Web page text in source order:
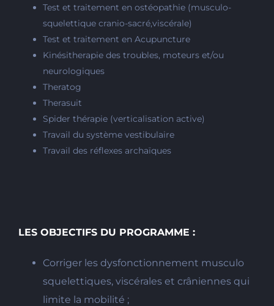
Test et traitement en ostéopathie (musculo-
squelettique cranio-sacré,viscérale)
Test et traitement en Acupuncture
Kinésitherapie des troubles, moteurs et/ou
neurologiques
Theratog
Therasuit
Spider thérapie (verticalisation active)
Travail du système vestibulaire
Travail des réflexes archaïques
LES OBJECTIFS DU PROGRAMME :
Corriger les dysfonctionnement musculo
squelettiques, viscérales et crâniennes qui
limite la mobilité ;